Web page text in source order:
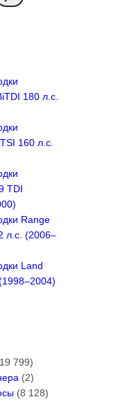
180 л.с.
160 л.с.
TDI
Range
л.с. (2006–
Land
799)
(2)
(8 128)